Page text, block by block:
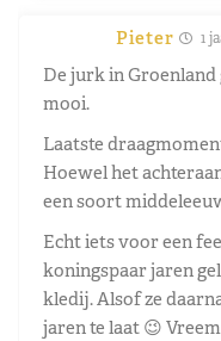
Pieter 1
De jurk in Groenland
mooi.
Laatste
Hoewel het
een soort
Echt iets voor een
koningspaar jaren
kledij. Alsof ze
jaren te laat 😉